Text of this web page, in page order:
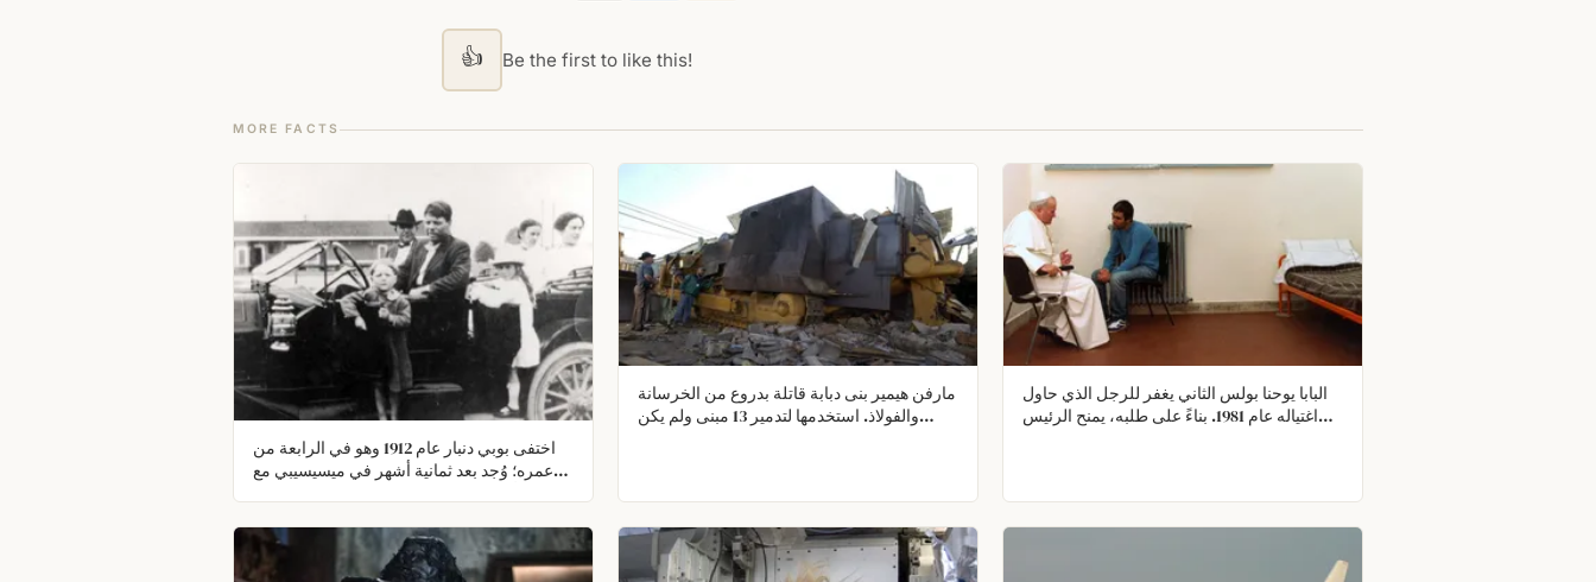
👍 Be the first to like this!
MORE FACTS
اختفى بوبي دنبار عام 1912 وهو في الرابعة من
عمره؛ وُجد بعد ثمانية أشهر في ميسيسيبي مع
أن الصبي تم التعرف عليه خطأً.
مارفن هيمير بنى دبابة قاتلة بدروع من الخرسانة
والفولاذ. استخدمها لتدمير 13 مبنى ولم يكن
البابا يوحنا بولس الثاني يغفر للرجل الذي حاول
اغتياله عام 1981. بناءً على طلبه، يمنح الرئيس